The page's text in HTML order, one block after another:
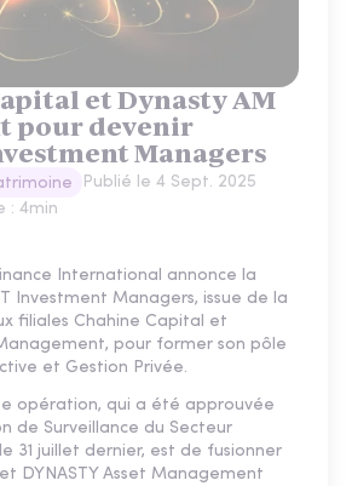
et Dynasty AM
pour devenir
Managers
Publié le 4 Sept. 2025
: 4min
International annonce la
Investment Managers, issue de la
filiales Chahine Capital et
pour former son pôle
et Gestion Privée.
opération, qui a été approuvée
de Surveillance du Secteur
31 juillet dernier, est de fusionner
DYNASTY Asset Management